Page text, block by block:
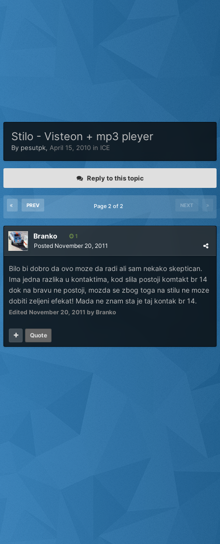
Stilo - Visteon + mp3 pleyer
By pesutpk, April 15, 2010 in ICE
Reply to this topic
PREV NEXT
Page 2 of 2
Branko 1
Posted November 20, 2011
Bilo bi dobro da ovo moze da radi ali sam nekako skeptican.
Ima jedna razlika u kontaktima, kod slila postoji komtakt br 14
dok na bravu ne postoji, mozda se zbog toga na stilu ne moze
dobiti zeljeni efekat! Mada ne znam sta je taj kontak br 14.
Edited November 20, 2011 by Branko
Quote